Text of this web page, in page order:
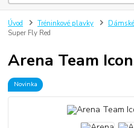
Úvod Tréninkové plavky Dámské
Super Fly Red
Arena Team
Novinka